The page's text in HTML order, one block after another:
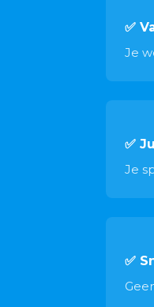
✅
Je
✅
Je
✅